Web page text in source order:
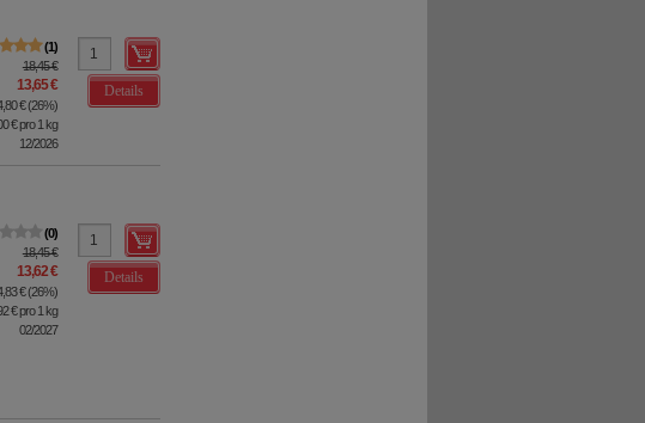
1
18,45 €
13,65 €
€(26%)
€pro 1 kg
12/2026
Details
0
18,45 €
13,62 €
€(26%)
€pro 1 kg
02/2027
Details